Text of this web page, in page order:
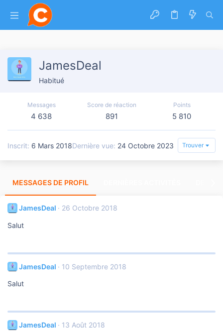
JamesDeal
Habitué
Messages
4 638
Score de réaction
891
Points
5 810
Inscrit 6 Mars 2018Dernière vue 24 Octobre 2023 Trouver
MESSAGES DE PROFIL
JamesDeal 26 Octobre 2018
Salut
JamesDeal 10 Septembre 2018
Salut
JamesDeal 13 Août 2018